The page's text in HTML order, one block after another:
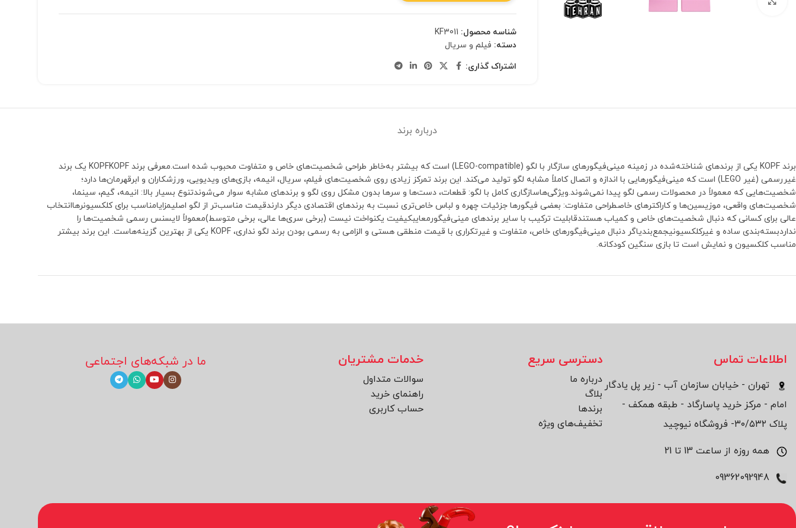
شناسه محصول: KF3011
دسته: فیلم و سریال
اشتراک گذاری:
درباره برند
برند KOPF یکی از برندهای شناخته‌شده در زمینه مینی‌فیگورهای سازگار با لگو (LEGO-compatible) است که بیشتر به‌خاطر طراحی شخصیت‌های خاص و متفاوت محبوب شده است.معرفی برند KOPFKOPF یک برند
غیررسمی (غیر LEGO) است که مینی‌فیگورهایی با اندازه و اتصال کاملاً مشابه لگو تولید می‌کند. این برند تمرکز زیادی روی شخصیت‌های فیلم، سریال، انیمه، بازی‌های ویدیویی، ورزشکاران و ابرقهرمان‌ها دارد؛
شخصیت‌هایی که معمولاً در محصولات رسمی لگو پیدا نمی‌شوند.ویژگی‌هاسازگاری کامل با لگو: قطعات، دست‌ها و سرها بدون مشکل روی لگو و برندهای مشابه سوار می‌شوندتنوع بسیار بالا: انیمه، گیم، سینما،
شخصیت‌های واقعی، موزیسین‌ها و کاراکترهای خاصطراحی متفاوت: بعضی فیگورها جزئیات چهره و لباس خاص‌تری نسبت به برندهای اقتصادی دیگر دارندقیمت مناسب‌تر از لگو اصلیمزایامناسب برای کلکسیونرهاانتخاب
عالی برای کسانی که دنبال شخصیت‌های خاص و کمیاب هستندقابلیت ترکیب با سایر برندهای مینی‌فیگورمعایبکیفیت یکنواخت نیست (برخی سری‌ها عالی، برخی متوسط)معمولاً لایسنس رسمی شخصیت‌ها را
نداردبسته‌بندی ساده و غیرکلکسیونیجمع‌بندیاگر دنبال مینی‌فیگورهای خاص، متفاوت و غیرتکراری با قیمت منطقی هستی و الزامی به رسمی بودن برند لگو نداری، KOPF یکی از بهترین گزینه‌هاست. این برند بیشتر
مناسب کلکسیون و نمایش است تا بازی سنگین کودکانه.
اطلاعات تماس
تهران - خیابان سازمان آب - زیر پل یادگار
امام - مرکز خرید پاسارگاد - طبقه همکف -
پلاک ۳۰/۵۳۲- فروشگاه نیوچید
همه روزه از ساعت 13 تا 21
دسترسی سریع
درباره ما
بلاگ
برند‌ها
تخفیف‌های ویژه
خدمات مشتریان
سوالات متداول
راهنمای خرید
حساب کاربری
ما در شبکه‌های اجتماعی